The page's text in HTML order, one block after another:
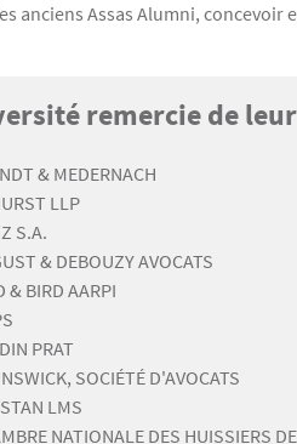
anciens Assas Alumni,
remercie de
& MEDERNACH
LLP
S.A.
& DEBOUZY AVOCATS
& BIRD AARPI
PRAT
SOCIÉTÉ D'AVOCATS
LMS
NATIONALE DES HUISSIERS